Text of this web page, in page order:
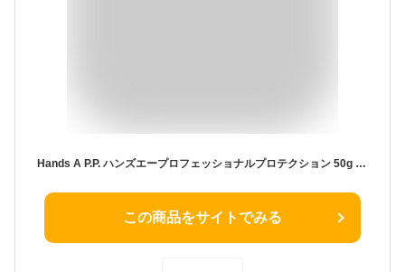
Hands A P.P. ハンズエープロフェッショナルプロテクション 50g 2本セット ハンドクリーム 無香料
この商品をサイトでみる